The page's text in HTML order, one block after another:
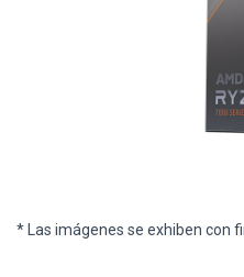
* Las imágenes se exhiben con